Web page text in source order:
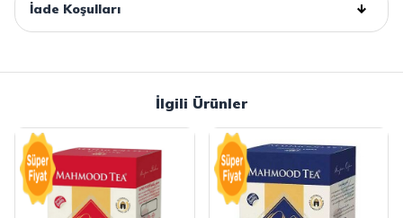
İade Koşulları
İlgili Ürünler